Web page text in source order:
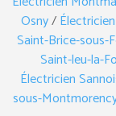
Osny/
Saint-Brice-sous-
Saint-leu-la-
Électricien
sous-